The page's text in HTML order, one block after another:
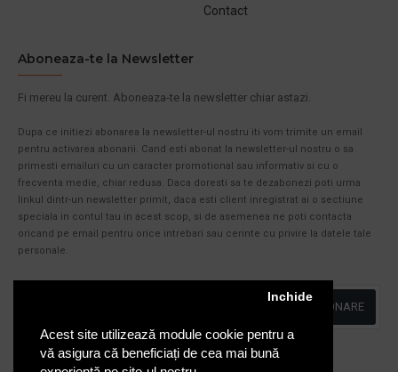
Acest site utilizează module cookie pentru a
vă asigura că beneficiați de cea mai bună
Inchide
Contact
Aboneaza-te la Newsletter
Fi mereu la curent. Aboneaza-te la newsletter chiar astazi.
Dupa ce initiezi abonarea la newsletter-ul nostru iti vom trimite un email
pentru activarea abonarii. Cand esti abonat la newsletter-ul nostru o sa
primesti emailuri cu un caracter promotional sau informativ si cu o
frecventa medie, chiar redusa. Daca doresti sa te dezabonezi poti urma
linkul dintr-un newsletter primit, daca esti client inregistrat ai o sectiune
speciala in contul tau in acest scop, si de asemenea ne poti contacta
oricand pe email pentru orice intrebari sau cerinte cu privire la datele tale
personale.
ABONARE
Am citit şi sunt de acord cu Politica de Confidentialitate